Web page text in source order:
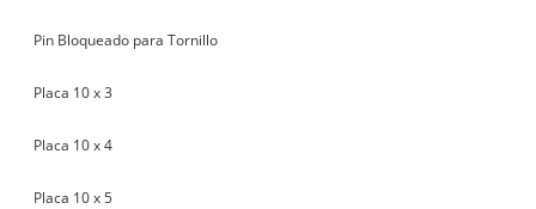
Pin Bloqueado para Tornillo
Placa 10 x 3
Placa 10 x 4
Placa 10 x 5